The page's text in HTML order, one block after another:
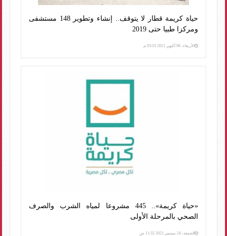
حياة كريمة قطار لا يتوقف.. إنشاء وتطوير 148 مستشفى
ومركزا طبيا حتى 2019
الأربعاء، 06 أكتوبر 2021 03:53 م
«حياة كريمة».. 445 مشروعا لمياه الشرب والصرف
الصحي بالمرحلة الأولى
الجمعة، 24 سبتمبر 2021 11:32 ص